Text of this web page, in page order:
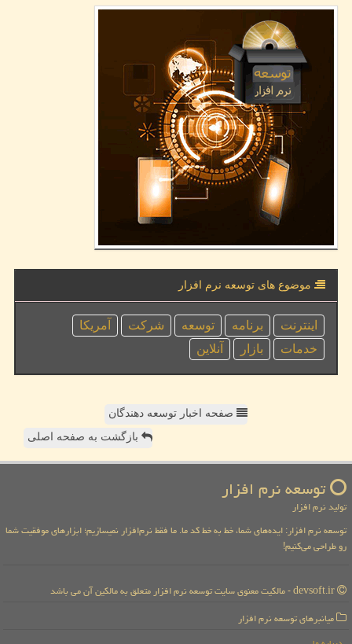
موضوع های توسعه نرم افزار
اینترنت برنامه توسعه شركت
آمریكا
خدمات
بازار آنلاین
صفحه اخبار توسعه دهندگان
بازگشت به صفحه اصلی
توسعه نرم افزار
تولید نرم افزار
توسعه نرم افزار: ایده‌های شما، خط به خط کد ما. ما فقط نرم‌افزار نمیسازیم؛ ابزارهای موفقیت شما
رو طراحی می‌کنیم!
میانبرهای توسعه نرم افزار